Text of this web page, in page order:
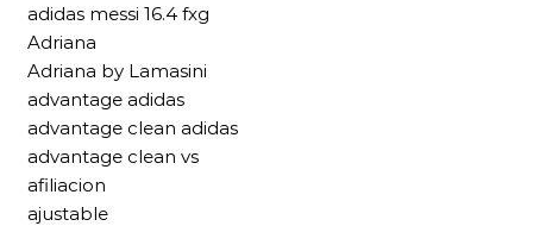
adidas messi 16.4 fxg
Adriana
Adriana by Lamasini
advantage adidas
advantage clean adidas
advantage clean vs
afiliacion
ajustable